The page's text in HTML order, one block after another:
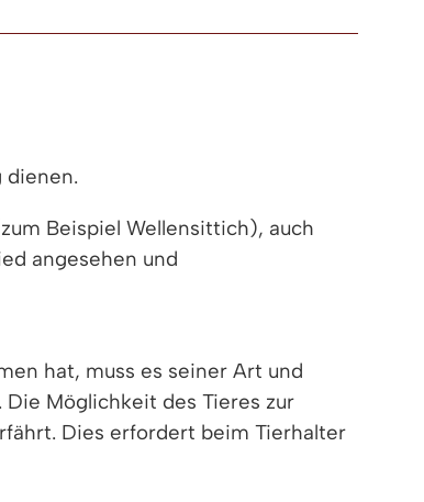
dienen.
Beispiel Wellensittich), auch
angesehen und
hat, muss es seiner Art und
Möglichkeit des Tieres zur
Dies erfordert beim Tierhalter